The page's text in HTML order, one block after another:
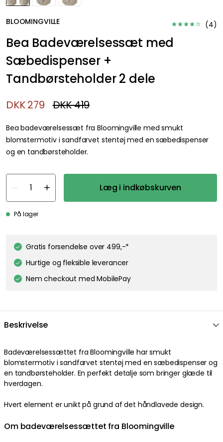
BLOOMINGVILLE (4)
Bea Badeværelsessæt med
Sæbedispenser +
Tandbørsteholder 2 dele
DKK 279 DKK 419
Bea badeværelsessæt fra Bloomingville med smukt
blomstermotiv i sandfarvet stentøj med en sæbedispenser
og en tandbørsteholder.
Læg i indkøbskurven
På lager
Gratis forsendelse over 499,-*
Hurtige og fleksible leverancer
Nem checkout med MobilePay
Beskrivelse
Badeværelsessættet fra Bloomingville har smukt
blomstermotiv i sandfarvet stentøj med en sæbedispenser og
en tandbørsteholder. En perfekt detalje som bringer glæde til
hverdagen.
Hvert element er unikt på grund af det håndlavede design.
Om badeværelsessættet fra Bloomingville